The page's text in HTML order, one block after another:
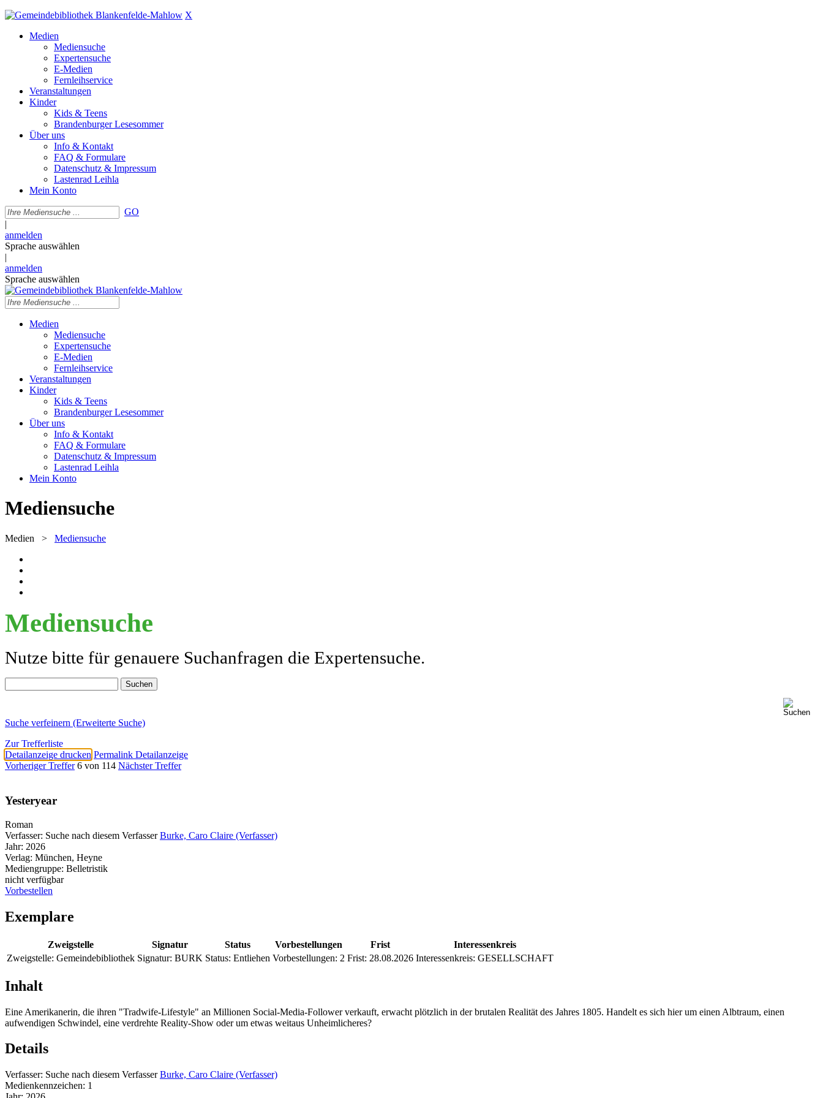
X
Medien
Mediensuche
Expertensuche
E-Medien
Fernleihservice
Veranstaltungen
Kinder
Kids & Teens
Brandenburger Lesesommer
Über uns
Info & Kontakt
FAQ & Formulare
Datenschutz & Impressum
Lastenrad Leihla
Mein Konto
GO
|
anmelden
Sprache auswählen
|
anmelden
Sprache auswählen
Medien
Mediensuche
Expertensuche
E-Medien
Fernleihservice
Veranstaltungen
Kinder
Kids & Teens
Brandenburger Lesesommer
Über uns
Info & Kontakt
FAQ & Formulare
Datenschutz & Impressum
Lastenrad Leihla
Mein Konto
Mediensuche
Medien > Mediensuche
Mediensuche
Nutze bitte für genauere Suchanfragen die Expertensuche.
Suche verfeinern (Erweiterte Suche)
Zur Trefferliste
Detailanzeige drucken Permalink Detailanzeige
Vorheriger Treffer 6 von 114 Nächster Treffer
Yesteryear
Roman
Verfasser: Suche nach diesem Verfasser Burke, Caro Claire (Verfasser)
Jahr: 2026
Verlag: München, Heyne
Mediengruppe: Belletristik
nicht verfügbar
Vorbestellen
Exemplare
Zweigstelle Signatur Status Vorbestellungen Frist
Interessenkreis
Zweigstelle: Gemeindebibliothek Signatur: BURK Status: Entliehen Vorbestellungen: 2 Frist: 28.08.2026 Interessenkreis: GESELLSCHAFT
Inhalt
Eine Amerikanerin, die ihren "Tradwife-Lifestyle" an Millionen Social-Media-Follower verkauft, erwacht plötzlich in der brutalen Realität des Jahres 1805. Handelt es sich hier um einen Albtraum, einen
aufwendigen Schwindel, eine verdrehte Reality-Show oder um etwas weitaus Unheimlicheres?
Details
Verfasser: Suche nach diesem Verfasser Burke, Caro Claire (Verfasser)
Medienkennzeichen: 1